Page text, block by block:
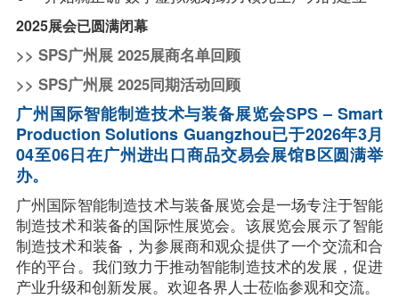
2025展会已圆满闭幕
>> SPS广州展 2025展商名单回顾
>> SPS广州展 2025同期活动回顾
广州国际智能制造技术与装备展览会SPS – Smart
Production Solutions Guangzhou已于2026年3月
04至06日在广州进出口商品交易会展馆B区圆满举
办。
广州国际智能制造技术与装备展览会是一场专注于智能
制造技术和装备的国际性展览会。该展览会展示了智能
制造技术和装备，为参展商和观众提供了一个交流和合
作的平台。我们致力于推动智能制造技术的发展，促进
产业升级和创新发展。欢迎各界人士莅临参观和交流。